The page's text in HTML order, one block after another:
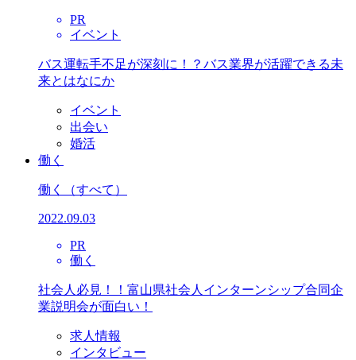
PR
イベント
バス運転手不足が深刻に！？バス業界が活躍できる未
来とはなにか
イベント
出会い
婚活
働く
働く （すべて）
2022.09.03
PR
働く
社会人必見！！富山県社会人インターンシップ合同企
業説明会が面白い！
求人情報
インタビュー